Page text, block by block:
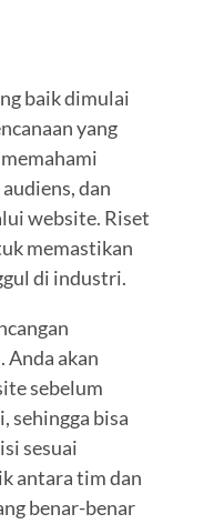
baik dimulai
yang
dan
website. Riset
memastikan
di industri.
Anda akan
sebelum
sehingga bisa
sesuai
antara tim dan
benar-benar